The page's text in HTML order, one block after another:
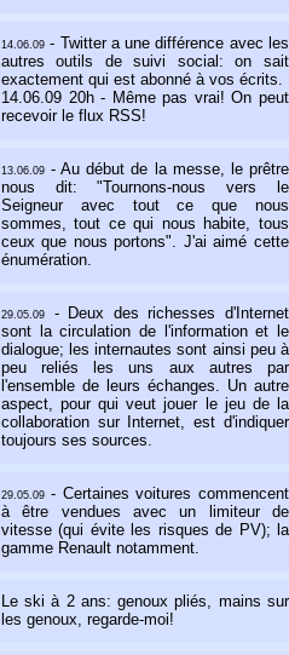
14.06.09 - Twitter a une différence avec les
autres outils de suivi social: on sait
exactement qui est abonné à vos écrits.
14.06.09 20h - Même pas vrai! On peut
recevoir le flux RSS!
13.06.09 - Au début de la messe, le prêtre
nous dit: "Tournons-nous vers le
Seigneur avec tout ce que nous
sommes, tout ce qui nous habite, tous
ceux que nous portons". J'ai aimé cette
énumération.
29.05.09
- Deux des richesses d'Internet
sont la circulation de l'information et le
dialogue; les internautes sont ainsi peu à
peu reliés les uns aux autres par
l'ensemble de leurs échanges. Un autre
aspect, pour qui veut jouer le jeu de la
collaboration sur Internet, est d'indiquer
toujours ses sources.
29.05.09 - Certaines voitures commencent
à être vendues avec un limiteur de
vitesse (qui évite les risques de PV); la
gamme Renault notamment.
Le ski à 2 ans: genoux pliés, mains sur
les genoux, regarde-moi!